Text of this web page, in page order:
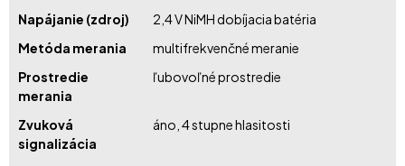
Napájanie (zdroj)
2,4 V NiMH dobíjacia batéria
Metóda merania
multifrekvenčné meranie
Prostredie
merania
ľubovoľné prostredie
Zvuková
signalizácia
áno, 4 stupne hlasitosti